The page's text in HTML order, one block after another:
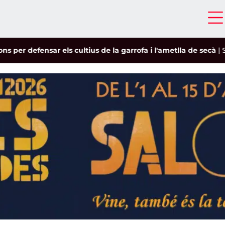
defensar els cultius de la garrofa i l'ametlla de secà|